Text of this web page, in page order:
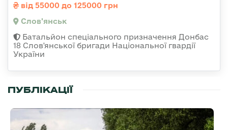
від 55000 до 125000 грн
Слов'янськ
Батальйон спеціального призначення Донбас
18 Слов'янської бригади Національної гвардії
України
ПУБЛІКАЦІЇ